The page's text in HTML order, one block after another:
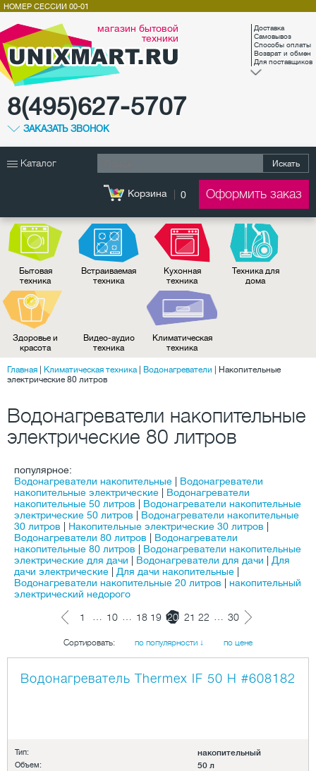
магазин бытовой
техники
8(495)627-5707
ЗАКАЗАТЬ ЗВОНОК
Доставка
Самовывоз
Способы оплаты
Возврат и обмен
Для поставщиков
НОМЕР СЕССИИ 00-01
Каталог Искать
Корзина 0 Оформить заказ
Бытовая
техника
Встраиваемая
техника
Кухонная
техника
Техника для
дома
Здоровье и
красота
Видео-аудио
техника
Климатическая
техника
Главная Климатическая техника| Водонагреватели
Накопительные
электрические 80 литров
Водонагреватели накопительные
электрические 80 литров
популярное:
Водонагреватели накопительные
Водонагреватели
накопительные электрические
Водонагреватели
накопительные 50 литров
Водонагреватели накопительные
электрические 50 литров
Водонагреватели накопительные
30 литров
Накопительные электрические 30 литров
Водонагреватели 80 литров
Водонагреватели
накопительные 80 литров
Водонагреватели накопительные
электрические для дачи
Водонагреватели для дачи
Для
дачи электрические
Для дачи накопительные
Водонагреватели накопительные 20 литров
накопительный
электрический недорого
1 10 18 19 20 21 22 30
Сортировать: по популярности ↓ по цене
Водонагреватель Thermex IF 50 H #608182
Тип: накопительный
Объем: 50 л